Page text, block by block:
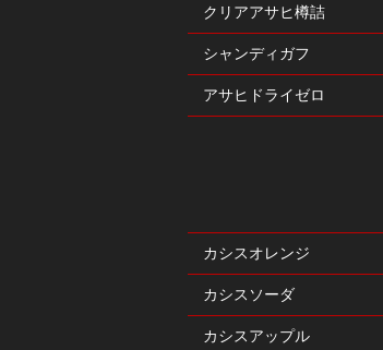
クリアアサヒ樽詰
シャンディガフ
アサヒドライゼロ
カシスオレンジ
カシスソーダ
カシスアップル